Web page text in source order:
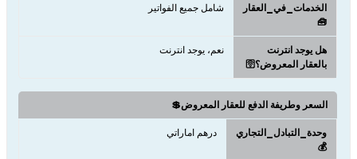
الخدمات_في_العقار
🧰
شامل جميع الفواتير
هل يوجد انترنت
بالعقار المعروض؟🛜
نعم، يوجد انترنت
السعر وطريفة الدفع للعقار المعروض💲
وحدة_التبادل_التجاري
💰
درهم اماراتي